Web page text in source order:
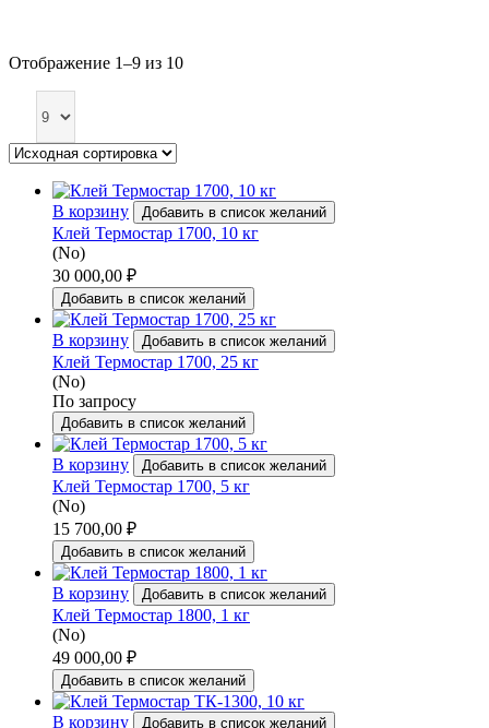
Отображение 1–9 из 10
В корзину Добавить в список желаний
Клей Термостар 1700, 10 кг
(No)
30 000,00 ₽
Добавить в список желаний
В корзину Добавить в список желаний
Клей Термостар 1700, 25 кг
(No)
По запросу
Добавить в список желаний
В корзину Добавить в список желаний
Клей Термостар 1700, 5 кг
(No)
15 700,00 ₽
Добавить в список желаний
В корзину Добавить в список желаний
Клей Термостар 1800, 1 кг
(No)
49 000,00 ₽
Добавить в список желаний
В корзину Добавить в список желаний